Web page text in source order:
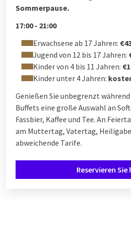
Sommerpause.
17:00 - 21:00
Erwachsene ab 17 Jahren:
Jugend von 12 bis 17 Jahren:
Kinder von 4 bis 11 Jahren:
Kinder unter 4 Jahren:
Genießen Sie unbegrenzt
Buffets eine große Auswahl an
Fassbier, Kaffee und Tee. An
am Muttertag, Vatertag,
abweichende Tarife.
Reservieren Sie